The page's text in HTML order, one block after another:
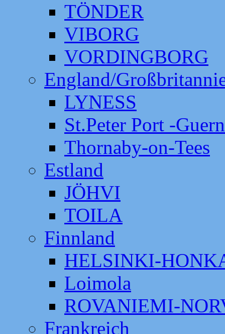
TÖNDER
VIBORG
VORDINGBORG
England/
LYNESS
St.Peter Port -
Thornaby-on-Tees
Estland
JÖHVI
TOILA
Finnland
HELSINKI-
Loimola
ROVANIEMI-
Frankreich